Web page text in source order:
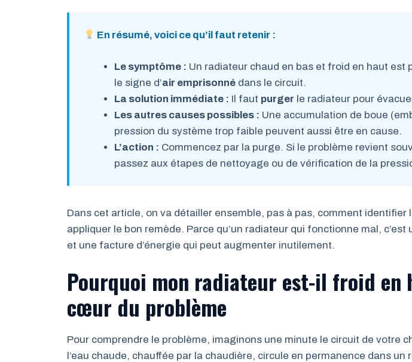
En résumé, voici ce qu’il faut retenir :
Le symptôme : Un radiateur chaud en bas et froid en haut est
le signe d’air emprisonné dans le circuit.
La solution immédiate : Il faut purger le radiateur pour
Les autres causes possibles : Une accumulation de boue
pression du système trop faible peuvent aussi être en cause.
L’action : Commencez par la purge. Si le problème revient
passez aux étapes de nettoyage ou de vérification de la
Dans cet article, on va détailler ensemble, pas à pas, comment identifier
appliquer le bon remède. Parce qu’un radiateur qui fonctionne mal,
et une facture d’énergie qui peut augmenter inutilement.
Pourquoi mon radiateur est-il froid en
cœur du problème
Pour comprendre le problème, imaginons une minute le circuit de votre
l’eau chaude, chauffée par la chaudière, circule en permanence dans un